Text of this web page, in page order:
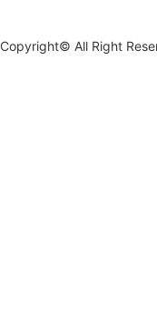
Copyright© All Right